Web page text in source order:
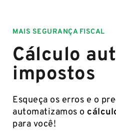
MAIS SEGURANÇA FISCAL
Cálculo
impostos
Esqueça os erros e o
automatizamos o
para você!